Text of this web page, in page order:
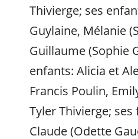
Thivierge; ses
Guylaine, Mélanie
Guillaume (Sophie
enfants: Alicia et
Francis Poulin,
Tyler Thivierge;
Claude (Odette